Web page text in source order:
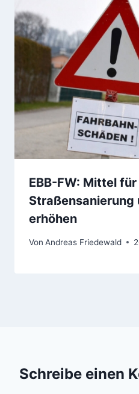
EBB-FW: Mittel für
erhöhen
Von Andreas Friedewald
Schreibe einen